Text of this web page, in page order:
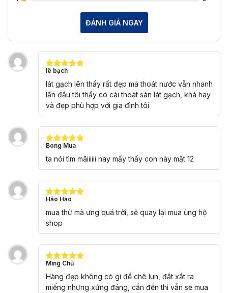
ĐÁNH GIÁ NGAY
Được xếp
hạng
5
sao
lê bạch
lát gạch lên thấy rất đẹp mà thoát nước vẫn nhanh
lần đầu tôi thấy có cái thoát sàn lát gạch, khá hay
và đẹp phù hợp với gia đình tôi
Được xếp
hạng 55
sao
Bong Mua
ta nói tìm mãiiiiii nay mấy thấy con này mặt 12
Được xếp
hạng5
5
sao
Hảo Hảo
mua thử mà ưng quá trời, sẽ quay lại mua ủng hộ
shop
Được xếp
hạng
5
sao
Ming Chủ
Hàng đẹp không có gì để chê lun, đắt xắt ra
miếng nhưng xứng đáng, cần đến thì vẫn sẽ mua